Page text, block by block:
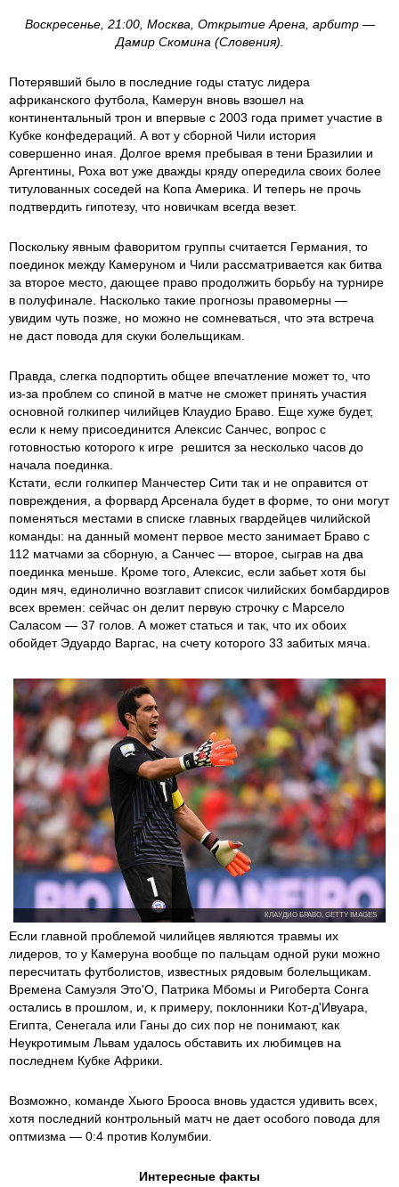
Воскресенье, 21:00, Москва, Открытие Арена, арбитр —
Дамир Скомина (Словения).
Потерявший было в последние годы статус лидера
африканского футбола, Камерун вновь взошел на
континентальный трон и впервые с 2003 года примет участие в
Кубке конфедераций. А вот у сборной Чили история
совершенно иная. Долгое время пребывая в тени Бразилии и
Аргентины, Роха вот уже дважды кряду опередила своих более
титулованных соседей на Копа Америка. И теперь не прочь
подтвердить гипотезу, что новичкам всегда везет.
Поскольку явным фаворитом группы считается Германия, то
поединок между Камеруном и Чили рассматривается как битва
за второе место, дающее право продолжить борьбу на турнире
в полуфинале. Насколько такие прогнозы правомерны —
увидим чуть позже, но можно не сомневаться, что эта встреча
не даст повода для скуки болельщикам.
Правда, слегка подпортить общее впечатление может то, что
из-за проблем со спиной в матче не сможет принять участия
основной голкипер чилийцев Клаудио Браво. Еще хуже будет,
если к нему присоединится Алексис Санчес, вопрос с
готовностью которого к игре решится за несколько часов до
начала поединка.
Кстати, если голкипер Манчестер Сити так и не оправится от
повреждения, а форвард Арсенала будет в форме, то они могут
поменяться местами в списке главных гвардейцев чилийской
команды: на данный момент первое место занимает Браво с
112 матчами за сборную, а Санчес — второе, сыграв на два
поединка меньше. Кроме того, Алексис, если забьет хотя бы
один мяч, единолично возглавит список чилийских бомбардиров
всех времен: сейчас он делит первую строчку с Марсело
Саласом — 37 голов. А может статься и так, что их обоих
обойдет Эдуардо Варгас, на счету которого 33 забитых мяча.
КЛАУДИО БРАВО, GETTY IMAGES
Если главной проблемой чилийцев являются травмы их
лидеров, то у Камеруна вообще по пальцам одной руки можно
пересчитать футболистов, известных рядовым болельщикам.
Времена Самуэля Это'О, Патрика Мбомы и Ригоберта Сонга
остались в прошлом, и, к примеру, поклонники Кот-д'Ивуара,
Египта, Сенегала или Ганы до сих пор не понимают, как
Неукротимым Львам удалось обставить их любимцев на
последнем Кубке Африки.
Возможно, команде Хьюго Брооса вновь удастся удивить всех,
хотя последний контрольный матч не дает особого повода для
оптмизма — 0:4 против Колумбии.
Интересные факты